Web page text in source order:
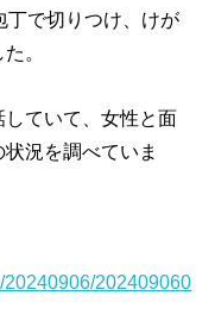
丁で切りつけ、けが
。
ていて、女性と面
況を調べていま
202409060